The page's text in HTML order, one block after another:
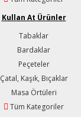
Kullan At Ürünler
Tabaklar
Bardaklar
Peçeteler
Çatal, Kaşık, Bıçaklar
Masa Örtüleri
Tüm Kategoriler